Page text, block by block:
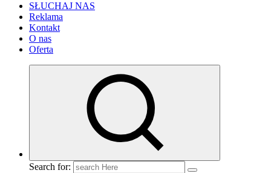
SŁUCHAJ NAS
Reklama
Kontakt
O nas
Oferta
Search for: